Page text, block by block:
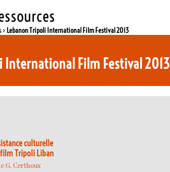
> Lebanon Tripoli International Film Festival 2013
International Film Festival 2013
culturelle
Tripoli Liban
G. Certhoux